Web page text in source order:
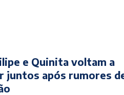
e Quinita voltam a
juntos após rumores